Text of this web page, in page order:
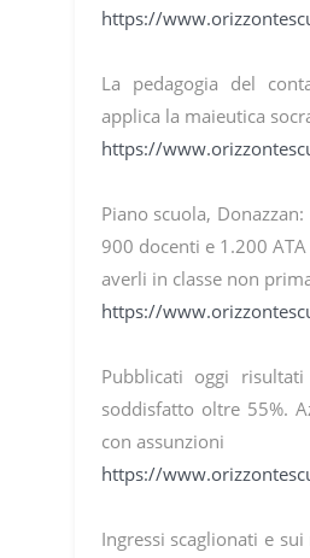
https://
La pedagogia del
applica la maieutica
https://
Piano scuola,
900 docenti e 1.200
averli in classe non
https://
Pubblicati oggi
soddisfatto oltre 55%.
con assunzioni
https://
Ingressi scaglionati e